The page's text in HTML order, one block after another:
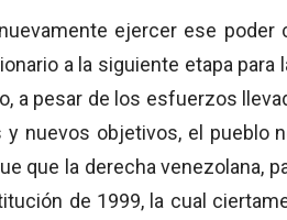
ejercer ese
a la siguiente etapa
a pesar de los esfuerzos
y nuevos objetivos, el pueblo
que la derecha venezolana,
de 1999, la cual